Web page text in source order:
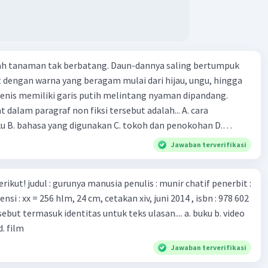
perlu segera mempelajari virus corona yang menjadi
kesehatan dunia karena persebarannya sangat cepat. C.
diri dan menjaga kesehatan dalam menghadapi
yang mulai menyebar di Indonesia, D. Virus corona
bagi kesehatan manusia.
tanaman tak berbatang. Daun-dannya saling bertumpuk
warna yang beragam mulai dari hijau, ungu, hingga
memiliki garis putih melintang nyaman dipandang.
paragraf non fiksi tersebut adalah... A. cara
B. bahasa yang digunakan C. tokoh dan penokohan D.
Jawaban terverifikasi
chatif penerbit :
film
Jawaban terverifikasi